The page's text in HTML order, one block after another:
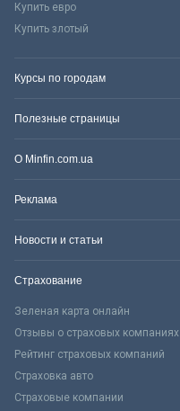
Купить евро
Купить злотый
Курсы по городам
Полезные страницы
О Minfin.com.ua
Реклама
Новости и статьи
Страхование
Зеленая карта онлайн
Отзывы о страховых компаниях
Рейтинг страховых компаний
Страховка авто
Страховые компании